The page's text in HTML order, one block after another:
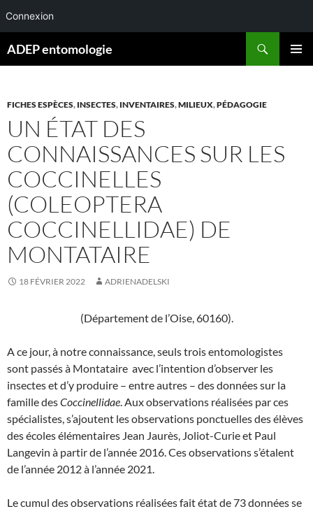
Connexion
auADEP entomologie
FICHES ESPÈCES, INSECTES, INVENTAIRES,MILIEUX,PÉDAGOGIE
UN ÉTAT DES
CONNAISSANCES SUR LES
COCCINELLES
(COLEOPTERA
COCCINELLIDAE) DE
MONTATAIRE
18 FÉVRIER 2022 ADRIENADELSKI
(Département de l’Oise, 60160).
A ce jour, à notre connaissance, seuls trois entomologistes
sont passés à Montataire avec l’intention d’observer les
insectes et d’y produire – entre autres – des données sur la
famille desCoccinellidae. Aux observations réalisées par ces
spécialistes, s’ajoutent les observations ponctuelles des élèves
des écoles élémentaires Jean Jaurès, Joliot-Curie et Paul
Langevin à partir de l’année 2016. Ces observations s’étalent
de l’année 2012 à l’année 2021.
Le cumul des observations réalisées fait état de 73 données se